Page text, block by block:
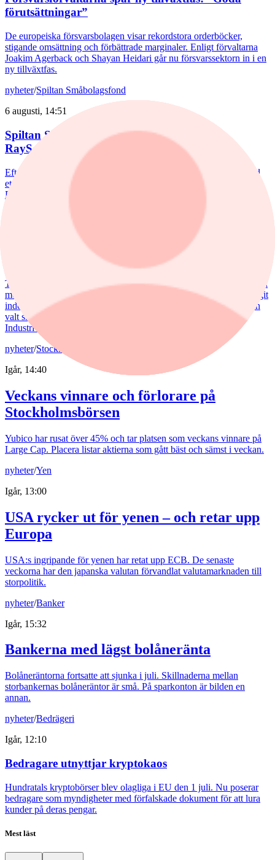
förutsättningar”
De europeiska försvarsbolagen visar rekordstora orderböcker,
stigande omsättning och förbättrade marginaler. Enligt förvaltarna
Joakim Agerback och Shayan Heidari går nu försvarssektorn in i en
ny tillväxtfas.
nyheter/Spiltan Småbolagsfond
6 augusti, 14:51
Spiltan Småbolagsfond lyfte i juli – tar in
RaySearch
Efter en svagare utveckling hittills i år fick Spiltan Småbolagsfond
ett tydligt lyft i juli. Mips bidrog mest till uppgången, medan
RaySearch Laboratories är ett nytt innehav i fonden.
Fondvinnare med banktung portfölj
Tommi Saukkoriipi har styrt nästan halva SEB Swedish Value Fund
mot finanssektorn. Det har varit ett vinnande drag. Fonden har slagit
index tydligt både i år och på längre sikt. Samtidigt har förvaltaren
valt sida mellan börsens två stora maktbolag - Investor och
Industrivärden.
nyheter/Stockholmsbörsen
Igår, 14:40
Veckans vinnare och förlorare på
Stockholmsbörsen
Yubico har rusat över 45% och tar platsen som veckans vinnare på
Large Cap. Placera listar aktierna som gått bäst och sämst i veckan.
nyheter/Yen
Igår, 13:00
USA rycker ut för yenen – och retar upp
Europa
USA:s ingripande för yenen har retat upp ECB. De senaste
veckorna har den japanska valutan förvandlat valutamarknaden till
storpolitik.
nyheter/Banker
Igår, 15:32
Bankerna med lägst bolåneränta
Bolåneräntorna fortsatte att sjunka i juli. Skillnaderna mellan
storbankernas bolåneräntor är små. På sparkonton är bilden en
annan.
nyheter/Bedrägeri
Igår, 12:10
Bedragare utnyttjar kryptokaos
Hundratals kryptobörser blev olagliga i EU den 1 juli. Nu poserar
bedragare som myndigheter med förfalskade dokument för att lura
kunder på deras pengar.
Mest läst